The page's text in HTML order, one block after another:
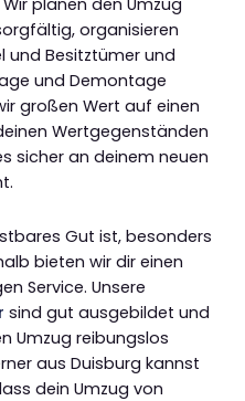
planen den Umzug
organisieren
und Besitztümer und
und Demontage
großen Wert auf einen
Wertgegenständen
sicher an deinem neuen
Gut ist, besonders
bieten wir dir einen
Service. Unsere
sind gut ausgebildet und
Umzug reibungslos
aus Duisburg kannst
dein Umzug von